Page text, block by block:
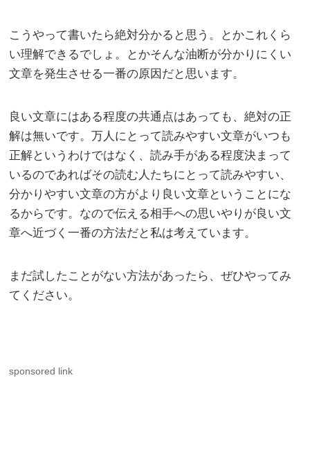
こうやって書いたら絶対分かると思う。とかこれくら
い理解できるでしょ。とかそんな油断が分かりにくい
文章を発生させる一番の原因だと思います。
良い文章にはある程度の共通点はあっても、絶対の正
解は無いです。万人にとって読みやすい文章がいつも
正解というわけではなく、読み手がある程度決まって
いるのであればその読む人たちにとって読みやすい、
分かりやすい文章の方がより良い文章ということにな
るからです。なので伝える相手への思いやりが良い文
章へ近づく一番の方法だと私は考えています。
まだ試したことがない方法があったら、ぜひやってみ
てください。
sponsored link